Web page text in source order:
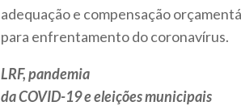
adequação e compensação
para enfrentamento do coronavírus.
LRF, pandemia
da COVID-19 e eleições municipais